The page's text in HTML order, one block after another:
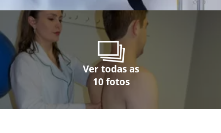
Ver todas as
10 fotos
Ver todas as
10 fotos
Ver todas as
10 fotos
Ver todas as
10 fotos
Ver todas as
10 fotos
Ver todas as
10 fotos
Ver todas as
10 fotos
Ver todas as
10 fotos
Ver todas as
10 fotos
Ver todas as
10 fotos